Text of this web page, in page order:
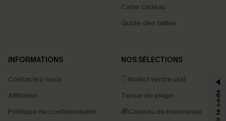
Carte cadeau
Guide des tailles
INFORMATIONS
Contactez-nous
Affiliation
Politique de confidentialité
NOS SÉLECTIONS
🩱Maillot ventre plat
Tenue de plage
🎁Cadeau de bienvenue
PROFITEZ DE -15%
-15% dès 2 Achetés par E-mail
*Un code par commande, valable une seule fois.